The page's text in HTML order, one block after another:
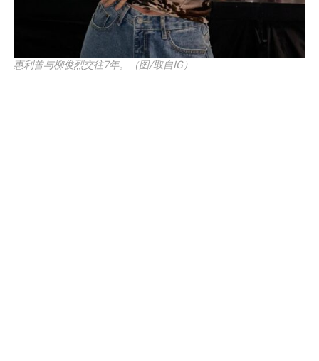
惠利曾与柳俊烈交往7年。（图/取自IG）